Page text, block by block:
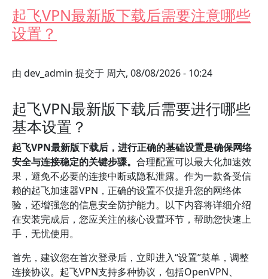
起飞VPN最新版下载后需要注意哪些
设置？
由 dev_admin 提交于 周六, 08/08/2026 - 10:24
起飞VPN最新版下载后需要进行哪些
基本设置？
起飞VPN最新版下载后，进行正确的基础设置是确保网络
安全与连接稳定的关键步骤。 合理配置可以最大化加速效
果，避免不必要的连接中断或隐私泄露。作为一款备受信
赖的起飞加速器VPN，正确的设置不仅提升您的网络体
验，还增强您的信息安全防护能力。以下内容将详细介绍
在安装完成后，您应关注的核心设置环节，帮助您快速上
手，无忧使用。
首先，建议您在首次登录后，立即进入“设置”菜单，调整
连接协议。起飞VPN支持多种协议，包括OpenVPN、